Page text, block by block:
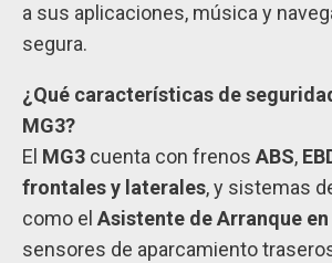
a sus aplicaciones, música y
segura.
¿Qué características de
MG3?
El MG3 cuenta con frenos ABS,
frontales y laterales, y sistemas
como el Asistente de Arranque
sensores de aparcamiento